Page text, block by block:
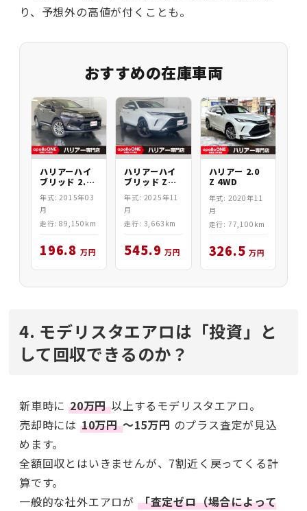
り、予想外の高値が付くことも。
おすすめの在庫車両
ハリアーハイ
ブリッド 2.5
PREMIUM
ADV 4WD
年式: 2015年03
月
走行: 89,150km
196.8 万円
ハリアーハイ
ブリッド Zレ
ザーパッケー
ジナ
年式: 2025年11
月
走行: 3,663km
545.9 万円
ハリアー 2.0
Z 4WD
年式: 2020年11
月
走行: 77,100km
326.5 万円
4. モデリスタエアロは「投資」と
して回収できるのか？
新車時に 20万円以上するモデリスタエアロ。
売却時には 10万円〜15万円 のプラス査定が見込
めます。
全額回収とはいきませんが、7割近く戻ってくる計
算です。
一般的な社外エアロが 「査定ゼロ（場合によって